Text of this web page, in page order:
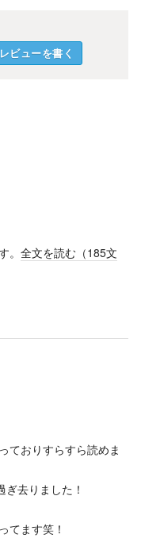
レビューを書く
。 全文を読む（185文
ておりすらすら読めま
去りました！
てます笑！